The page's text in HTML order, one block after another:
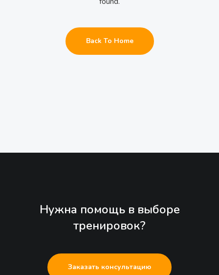
Back To Home
Нужна помощь в выборе
тренировок?
Заказать консультацию